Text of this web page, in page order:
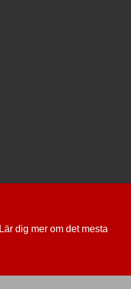
Lär dig mer om det mesta